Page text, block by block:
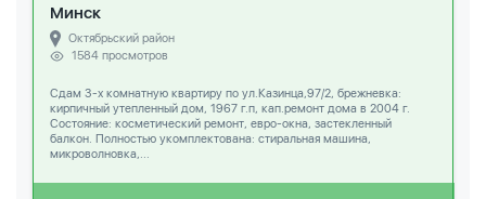
Минск
Октябрьский район
1584 просмотров
Сдам 3-х комнатную квартиру по ул.Казинца,97/2, брежневка:
кирпичный утепленный дом, 1967 г.п, кап.ремонт дома в 2004 г.
Состояние: косметический ремонт, евро-окна, застекленный
балкон. Полностью укомплектована: стиральная машина,
микроволновка,...